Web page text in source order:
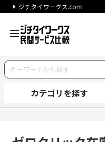
ジチタイワークス.com
カテゴリを探す